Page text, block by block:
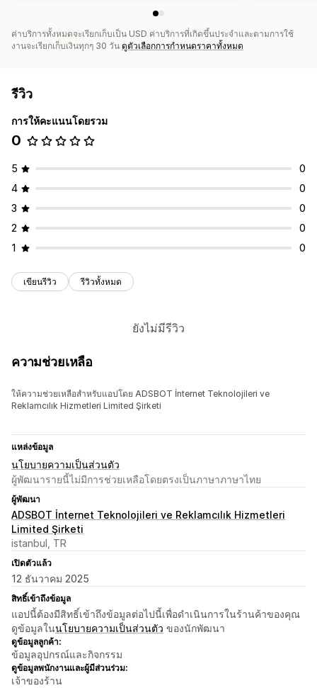
ค่าบริการทั้งหมดจะเรียกเก็บเป็น USD ค่าบริการที่เกิดขึ้นประจำและตามการใช้
งานจะเรียกเก็บเงินทุกๆ 30 วัน ดูตัวเลือกการกำหนดราคาทั้งหมด
รีวิว
การให้คะแนนโดยรวม
0
5
0
4
0
3
0
2
0
1
0
เขียนรีวิว รีวิวทั้งหมด
ยังไม่มีรีวิว
ความช่วยเหลือ
ให้ความช่วยเหลือสำหรับแอปโดย ADSBOT İnternet Teknolojileri ve
Reklamcılık Hizmetleri Limited Şirketi
แหล่งข้อมูล
นโยบายความเป็นส่วนตัว
ผู้พัฒนารายนี้ไม่มีการช่วยเหลือโดยตรงเป็นภาษาภาษาไทย
ผู้พัฒนา
ADSBOT İnternet Teknolojileri ve Reklamcılık Hizmetleri
Limited Şirketi
istanbul, TR
เปิดตัวแล้ว
12 ธันวาคม 2025
สิทธิ์เข้าถึงข้อมูล
แอปนี้ต้องมีสิทธิ์เข้าถึงข้อมูลต่อไปนี้เพื่อดำเนินการในร้านค้าของคุณ
ดูข้อมูลในนโยบายความเป็นส่วนตัว ของนักพัฒนา
ดูข้อมูลลูกค้า:
ข้อมูลอุปกรณ์และกิจกรรม
ดูข้อมูลพนักงานและผู้มีส่วนร่วม:
เจ้าของร้าน